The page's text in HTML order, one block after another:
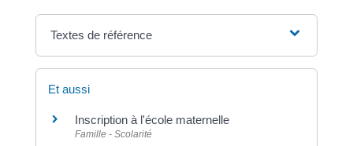
Textes de référence
Et aussi
Inscription à l'école maternelle
Famille - Scolarité